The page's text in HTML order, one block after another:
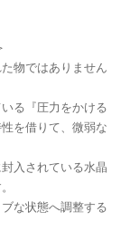
物ではありません
る『圧力をかける
を借りて、微弱な
入されている水晶
な状態へ調整する